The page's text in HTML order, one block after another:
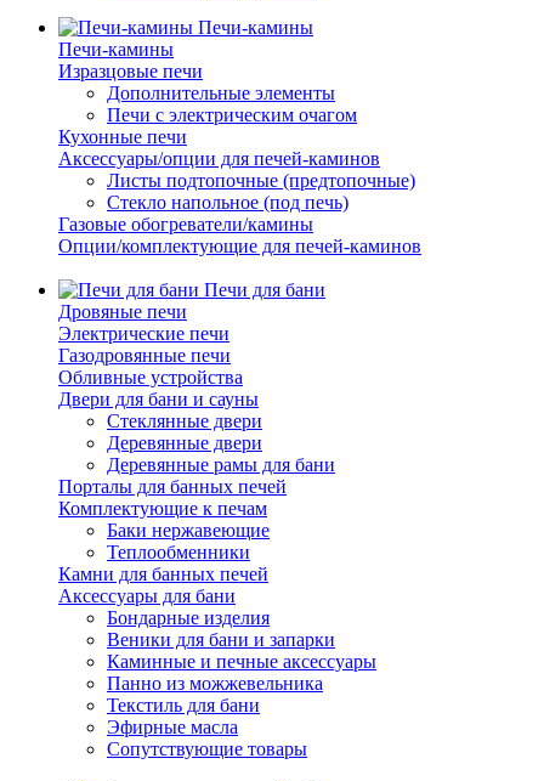
Печи-камины
Печи-камины
Изразцовые печи
Дополнительные элементы
Печи с электрическим очагом
Кухонные печи
Аксессуары/опции для печей-каминов
Листы подтопочные (предтопочные)
Стекло напольное (под печь)
Газовые обогреватели/камины
Опции/комплектующие для печей-каминов
Печи для бани
Дровяные печи
Электрические печи
Газодровянные печи
Обливные устройства
Двери для бани и сауны
Стеклянные двери
Деревянные двери
Деревянные рамы для бани
Порталы для банных печей
Комплектующие к печам
Баки нержавеющие
Теплообменники
Камни для банных печей
Аксессуары для бани
Бондарные изделия
Веники для бани и запарки
Каминные и печные аксессуары
Панно из можжевельника
Текстиль для бани
Эфирные масла
Сопутствующие товары